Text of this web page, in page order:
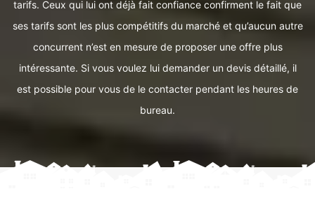
tarifs. Ceux qui lui ont déjà fait confiance confirment le fait que
ses tarifs sont les plus compétitifs du marché et qu’aucun autre
concurrent n’est en mesure de proposer une offre plus
intéressante. Si vous voulez lui demander un devis détaillé, il
est possible pour vous de le contacter pendant les heures de
bureau.